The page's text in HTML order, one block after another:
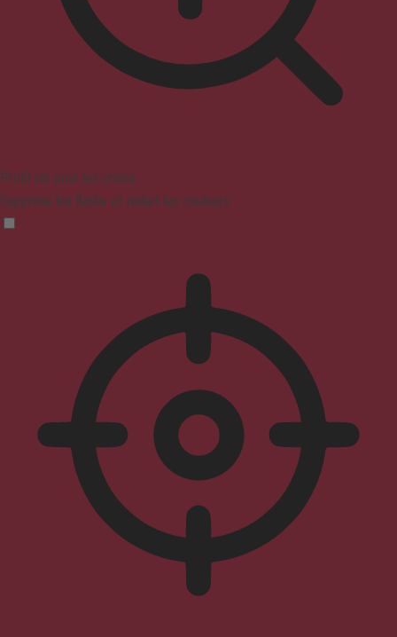
Profil sûr pour les crises
Supprime les flashs et réduit les couleurs